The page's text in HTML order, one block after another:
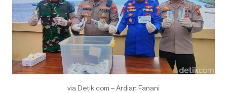
via Detik.com – Ardian Fanani